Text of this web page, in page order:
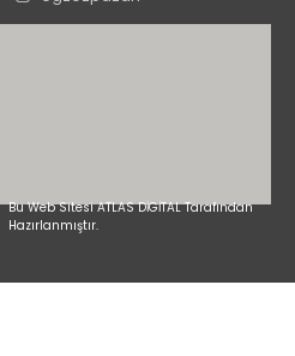
Bu Web Sitesi ATLAS DİGİTAL Tarafından
Hazırlanmıştır.